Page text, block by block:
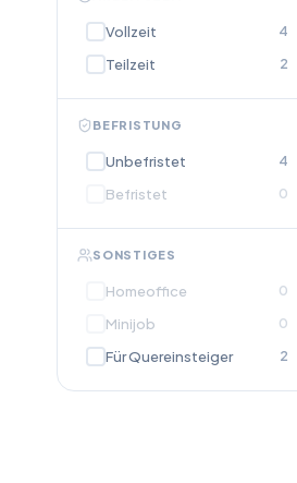
Vollzeit 4
Teilzeit 2
BEFRISTUNG
Unbefristet 4
Befristet 0
SONSTIGES
Homeoffice 0
Minijob 0
Für Quereinsteiger 2